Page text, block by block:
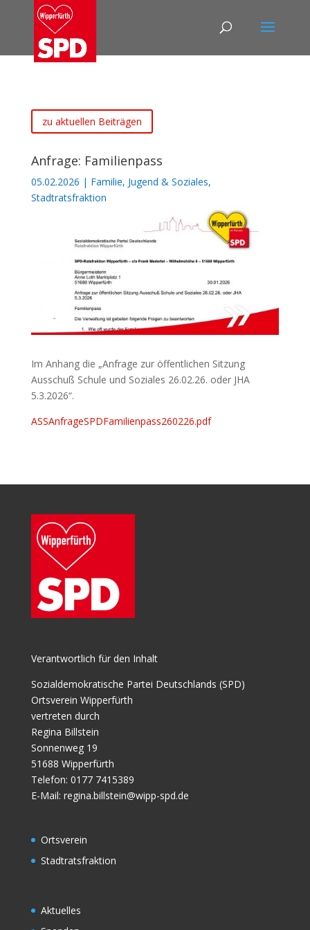
zu aktuellen Beiträgen
Anfrage: Familienpass
05.02.2026 | Familie, Jugend & Soziales,
Stadtratsfraktion
Im Anhang die „Anfrage zur öffentlichen Sitzung
Ausschuß Schule und Soziales 26.02.26. oder JHA
5.3.2026“.
ASSAnfrageSPDFamilienpass260226.pdf
Verantwortlich für den Inhalt
Sozialdemokratische Partei Deutschlands (SPD)
Ortsverein Wipperfürth
vertreten durch
Regina Billstein
Sonnenweg 19
51688 Wipperfürth
Telefon: 0177 7415389
E-Mail: regina.billstein@wipp-spd.de
Ortsverein
Stadtratsfraktion
Aktuelles